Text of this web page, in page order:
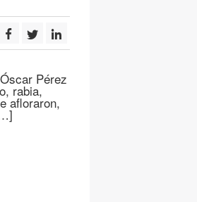
Pérez
rabia,
afloraron,